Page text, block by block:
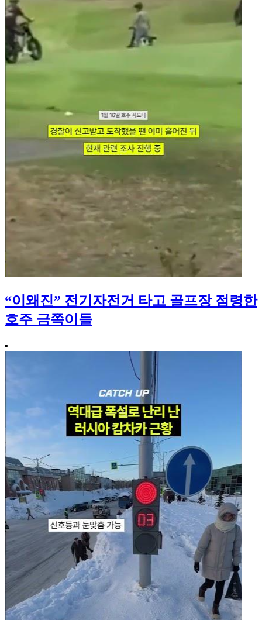
“이왜진” 전기자전거 타고 골프장 점령한
호주 금쪽이들